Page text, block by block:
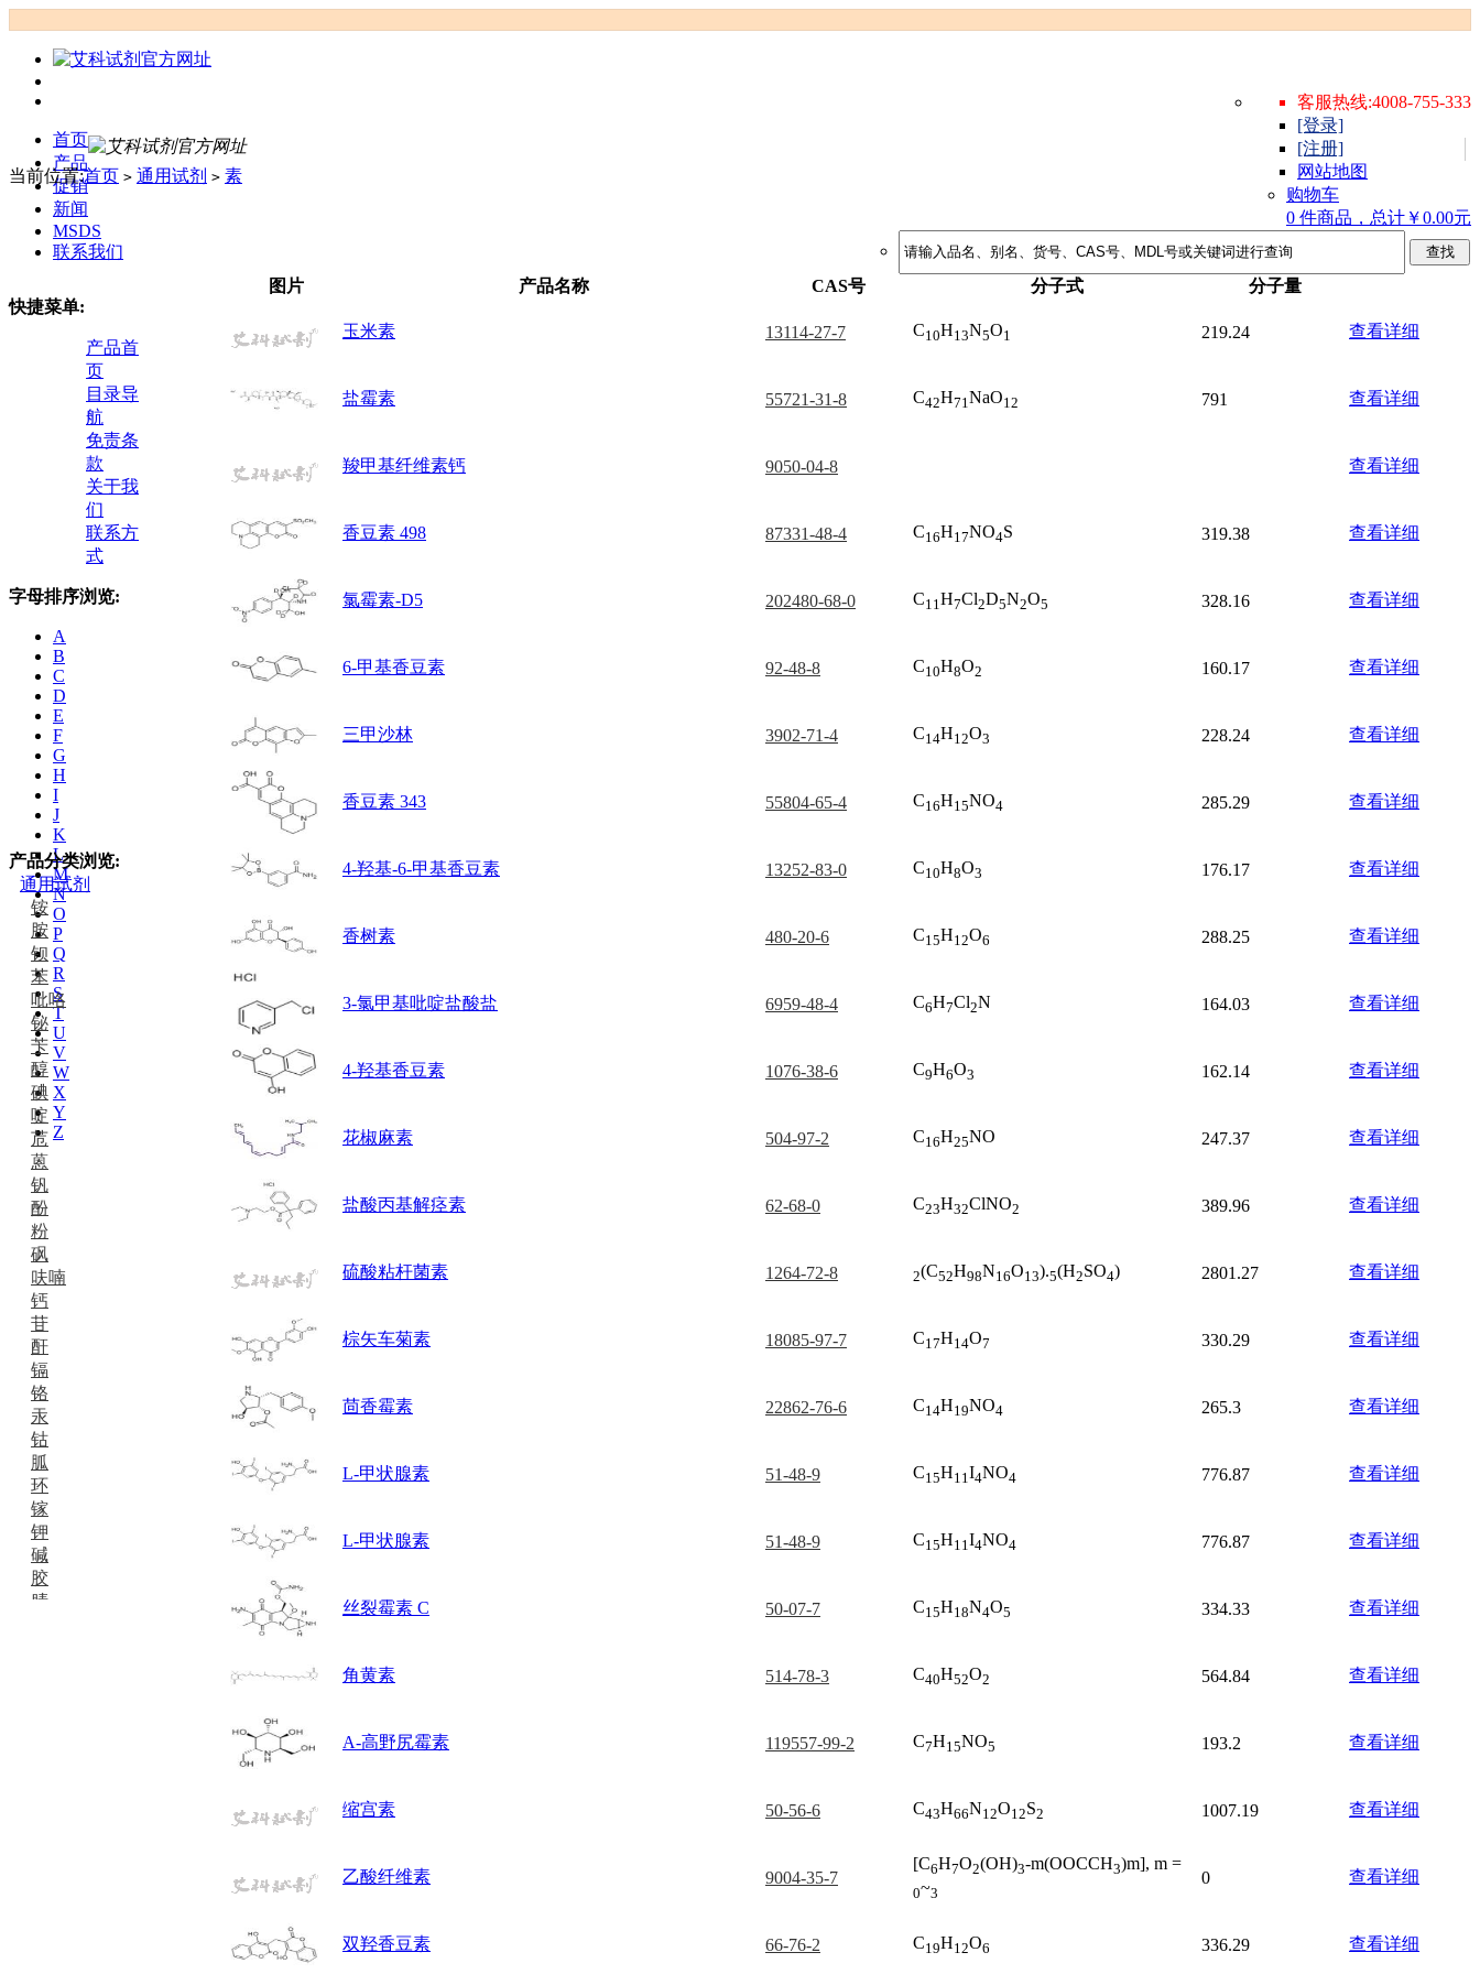
客服热线:4008-755-333
[登录]
[注册]
网站地图
购物车
0 件商品，总计￥0.00元
首页
产品
促销
新闻
MSDS
联系我们
当前位置:首页 > 通用试剂 > 素
快捷菜单:
产品首
页
目录导
航
免责条
款
关于我
们
联系方
式
字母排序浏览:
A
B
C
D
E
F
G
H
I
J
K
L
M
N
O
P
Q
R
S
T
U
V
W
X
Y
Z
产品分类浏览:
通用试剂
铵
胺
钡
苯
吡咯
铋
苄
醇
碘
啶
苊
蒽
钒
酚
粉
砜
呋喃
钙
苷
酐
镉
铬
汞
钴
胍
环
镓
钾
碱
胶
腈
图片 产品名称 CAS号 分子式 分子量
玉米素 13114-27-7 C10H13N5O1 219.24 查看详细
盐霉素 55721-31-8 C42H71NaO12 791 查看详细
羧甲基纤维素钙 9050-04-8 查看详细
香豆素 498 87331-48-4 C16H17NO4S 319.38 查看详细
氯霉素-D5 202480-68-0 C11H7Cl2D5N2O5 328.16 查看详细
6-甲基香豆素 92-48-8 C10H8O2 160.17 查看详细
三甲沙林 3902-71-4 C14H12O3 228.24 查看详细
香豆素 343 55804-65-4 C16H15NO4 285.29 查看详细
4-羟基-6-甲基香豆素 13252-83-0 C10H8O3 176.17 查看详细
香树素 480-20-6 C15H12O6 288.25 查看详细
3-氯甲基吡啶盐酸盐 6959-48-4 C6H7Cl2N 164.03 查看详细
4-羟基香豆素 1076-38-6 C9H6O3 162.14 查看详细
花椒麻素 504-97-2 C16H25NO 247.37 查看详细
盐酸丙基解痉素 62-68-0 C23H32ClNO2 389.96 查看详细
硫酸粘杆菌素 1264-72-8 2(C52H98N16O13).5(H2SO4) 2801.27 查看详细
棕矢车菊素 18085-97-7 C17H14O7 330.29 查看详细
茴香霉素 22862-76-6 C14H19NO4 265.3 查看详细
L-甲状腺素 51-48-9 C15H11I4NO4 776.87 查看详细
L-甲状腺素 51-48-9 C15H11I4NO4 776.87 查看详细
丝裂霉素 C 50-07-7 C15H18N4O5 334.33 查看详细
角黄素 514-78-3 C40H52O2 564.84 查看详细
Α-高野尻霉素 119557-99-2 C7H15NO5 193.2 查看详细
缩宫素 50-56-6 C43H66N12O12S2 1007.19 查看详细
乙酸纤维素 9004-35-7
[C6H7O2(OH)3-m(OOCCH3)m], m =
0~3
0 查看详细
双羟香豆素 66-76-2 C19H12O6 336.29 查看详细